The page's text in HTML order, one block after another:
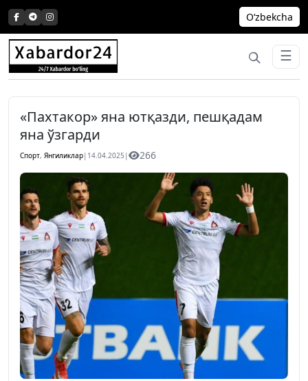
Skip
to
content
Oʻzbekcha
☰
«Пахтакор» яна ютқазди, пешқадам
яна ўзгарди
Спорт, Янгиликлар| 14.04.2025 | 266